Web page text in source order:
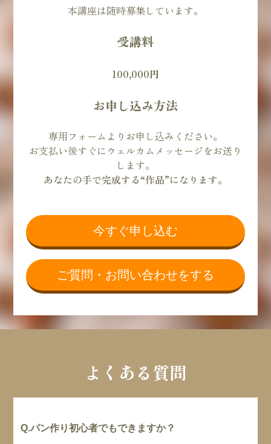
本講座は随時募集しています。
受講料
100,000円
お申し込み方法
専用フォームよりお申し込みください。
お支払い後すぐにウェルカムメッセージをお送り
します。
あなたの手で完成する“作品”になります。
今すぐ申し込む
ご質問・お問い合わせをする
よくある質問
Q.パン作り初心者でもできますか？